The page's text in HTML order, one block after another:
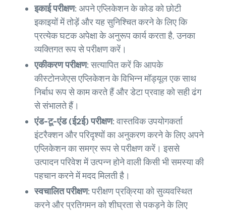
इकाई परीक्षण: अपने एप्लिकेशन के कोड को छोटी
इकाइयों में तोड़ें और यह सुनिश्चित करने के लिए कि
प्रत्येक घटक अपेक्षा के अनुरूप कार्य करता है, उनका
व्यक्तिगत रूप से परीक्षण करें।
एकीकरण परीक्षण:सत्यापित करें कि आपके
कीस्टोनजेएस एप्लिकेशन के विभिन्न मॉड्यूल एक साथ
निर्बाध रूप से काम करते हैं और डेटा प्रवाह को सही ढंग
से संभालते हैं।
एंड-टू-एंड (ई2ई) परीक्षण:वास्तविक उपयोगकर्ता
इंटरैक्शन और परिदृश्यों का अनुकरण करने के लिए अपने
एप्लिकेशन का समग्र रूप से परीक्षण करें। इससे
उत्पादन परिवेश में उत्पन्न होने वाली किसी भी समस्या की
पहचान करने में मदद मिलती है।
स्वचालित परीक्षण:परीक्षण प्रक्रिया को सुव्यवस्थित
करने और प्रतिगमन को शीघ्रता से पकड़ने के लिए